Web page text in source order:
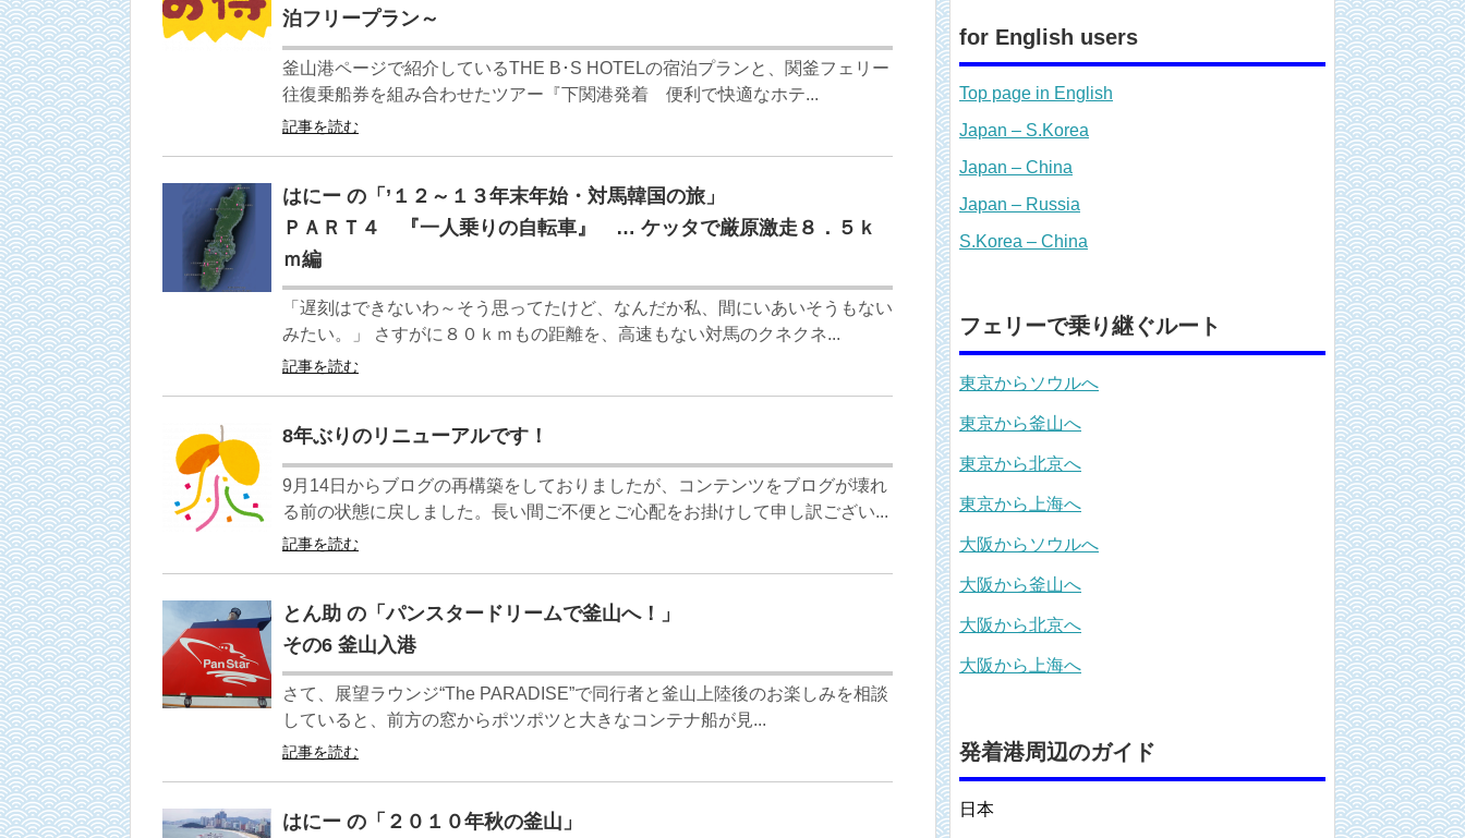
泊フリープラン～
釜山港ページで紹介しているTHE B･S HOTELの宿泊プランと、関釜フェリー
往復乗船券を組み合わせたツアー『下関港発着 便利で快適なホテ...
記事を読む
はにー の「’１２～１３年末年始・対馬韓国の旅」
ＰＡＲＴ４ 『一人乗りの自転車』 … ケッタで厳原激走８．５ｋ
ｍ編
「遅刻はできないわ～そう思ってたけど、なんだか私、間にいあいそうもない
みたい。」 さすがに８０ｋｍもの距離を、高速もない対馬のクネクネ...
記事を読む
8年ぶりのリニューアルです！
9月14日からブログの再構築をしておりましたが、コンテンツをブログが壊れ
る前の状態に戻しました。長い間ご不便とご心配をお掛けして申し訳ござい...
記事を読む
とん助 の「パンスタードリームで釜山へ！」
その6 釜山入港
さて、展望ラウンジ“The PARADISE”で同行者と釜山上陸後のお楽しみを相談
していると、前方の窓からポツポツと大きなコンテナ船が見...
記事を読む
はにー の「２０１０年秋の釜山」
for English users
Top page in English
Japan – S.Korea
Japan – China
Japan – Russia
S.Korea – China
フェリーで乗り継ぐルート
東京からソウルへ
東京から釜山へ
東京から北京へ
東京から上海へ
大阪からソウルへ
大阪から釜山へ
大阪から北京へ
大阪から上海へ
発着港周辺のガイド
日本